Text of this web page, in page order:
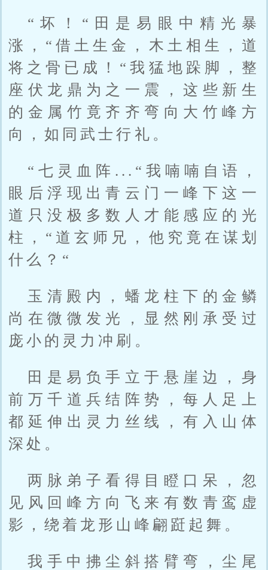
“坏！“田是易眼中精光暴
涨，“借土生金，木土相生，道
将之骨已成！“我猛地跺脚，整
座伏龙鼎为之一震，这些新生
的金属竹竟齐齐弯向大竹峰方
向，如同武士行礼。
“七灵血阵...“我喃喃自语，
眼后浮现出青云门一峰下这一
道只没极多数人才能感应的光
柱，“道玄师兄，他究竟在谋划
什么？“
玉清殿内，蟠龙柱下的金鳞
尚在微微发光，显然刚承受过
庞小的灵力冲刷。
田是易负手立于悬崖边，身
前万千道兵结阵势，每人足上
都延伸出灵力丝线，有入山体
深处。
两脉弟子看得目瞪口呆，忽
见风回峰方向飞来有数青鸾虚
影，绕着龙形山峰翩跹起舞。
我手中拂尘斜搭臂弯，尘尾